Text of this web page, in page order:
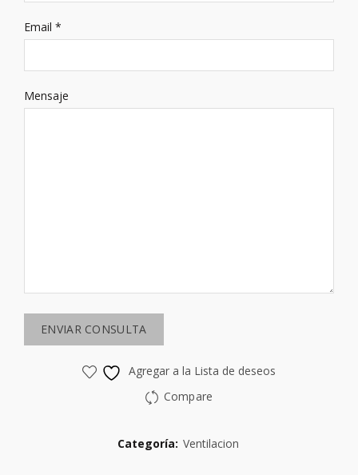
Email *
Mensaje
Agregar a la Lista de deseos
Compare
Categoría: Ventilacion